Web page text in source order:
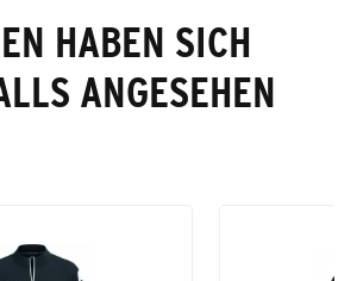
HABEN SICH
ANGESEHEN